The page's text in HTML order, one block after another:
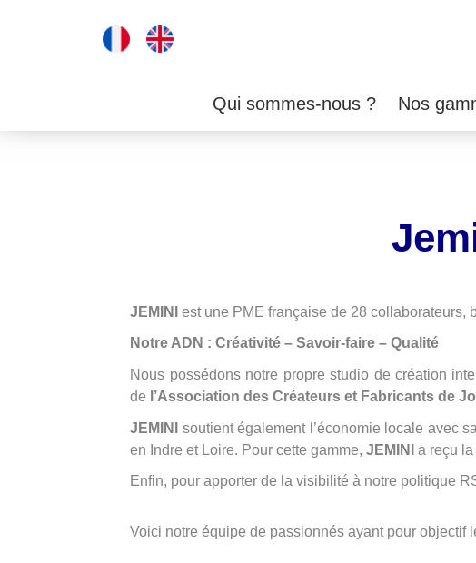
Qui sommes-nous ? Nos
JEMINI est une PME française de 28 collaborateurs,
Notre ADN : Créativité – Savoir-faire – Qualité
Nous possédons notre propre studio de création
de l’Association des Créateurs et Fabricants de
JEMINI
soutient également l’économie locale avec
en Indre et Loire. Pour cette gamme,JEMINI a reçu
Enfin, pour apporter de la visibilité à notre politique
Voici notre équipe de passionnés ayant pour objectif